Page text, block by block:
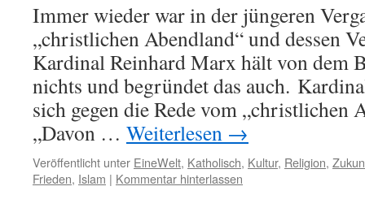
Immer wieder war in der jüngeren
„christlichen Abendland“ und dessen
Kardinal Reinhard Marx hält von dem
nichts und begründet das auch.
sich gegen die Rede vom „christlichen
„Davon … Weiterlesen →
Veröffentlicht unter EineWelt, Katholisch, Kultur, Religion,
Frieden, Islam | Kommentar hinterlassen